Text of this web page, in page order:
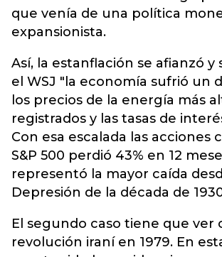
que venía de una política
expansionista.
Así, la estanflación se afianzó y
el WSJ "la economía sufrió un
los precios de la energía más
registrados y las tasas de
Con esa escalada las acciones
S&P 500 perdió 43% en 12
representó la mayor caída
Depresión de la década de
El segundo caso tiene que ver
revolución iraní en 1979. En